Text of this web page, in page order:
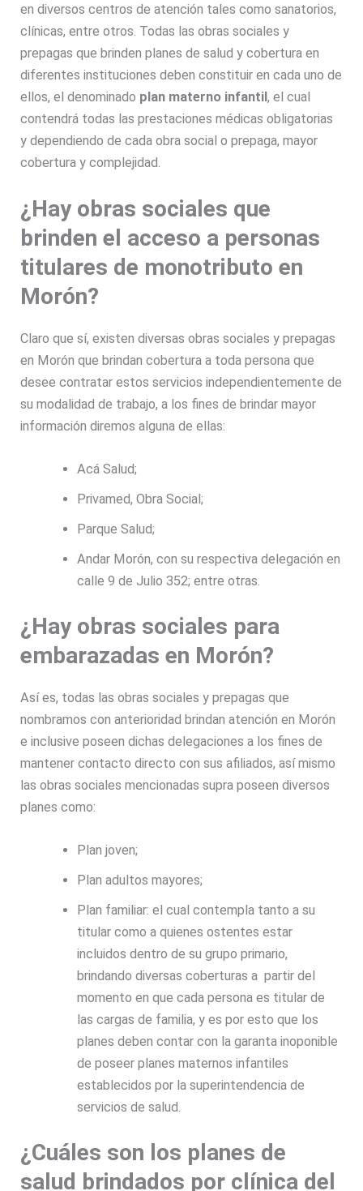
en diversos centros de atención tales como sanatorios,
clínicas, entre otros. Todas las obras sociales y
prepagas que brinden planes de salud y cobertura en
diferentes instituciones deben constituir en cada uno de
ellos, el denominado plan materno infantil, el cual
contendrá todas las prestaciones médicas obligatorias
y dependiendo de cada obra social o prepaga, mayor
cobertura y complejidad.
¿Hay obras sociales que
brinden el acceso a personas
titulares de monotributo en
Morón?
Claro que sí, existen diversas obras sociales y prepagas
en Morón que brindan cobertura a toda persona que
desee contratar estos servicios independientemente de
su modalidad de trabajo, a los fines de brindar mayor
información diremos alguna de ellas:
Acá Salud;
Privamed, Obra Social;
Parque Salud;
Andar Morón, con su respectiva delegación en
calle 9 de Julio 352; entre otras.
¿Hay obras sociales para
embarazadas en Morón?
Así es, todas las obras sociales y prepagas que
nombramos con anterioridad brindan atención en Morón
e inclusive poseen dichas delegaciones a los fines de
mantener contacto directo con sus afiliados, así mismo
las obras sociales mencionadas supra poseen diversos
planes como:
Plan joven;
Plan adultos mayores;
Plan familiar: el cual contempla tanto a su
titular como a quienes ostentes estar
incluidos dentro de su grupo primario,
brindando diversas coberturas a partir del
momento en que cada persona es titular de
las cargas de familia, y es por esto que los
planes deben contar con la garanta inoponible
de poseer planes maternos infantiles
establecidos por la superintendencia de
servicios de salud.
¿Cuáles son los planes de
salud brindados por clínica del